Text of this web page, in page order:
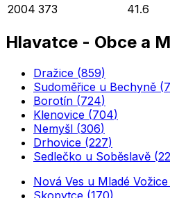
2004 373 41.6
Hlavatce - Obce a
Dražice (859)
Sudoměřice u Bechyně (
Borotín (724)
Klenovice (704)
Nemyšl (306)
Drhovice (227)
Sedlečko u Soběslavě (
Nová Ves u Mladé Vožice
Skopytce (170)